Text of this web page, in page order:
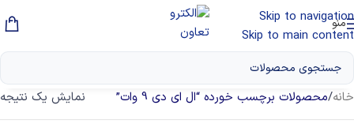
Skip to navigation
Skip to main content
منو
خانه/محصولات برچسب خورده “ال ای دی 9 وات” نمایش یک نتیجه